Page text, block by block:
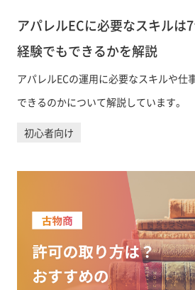
アパレルECに必要なスキルは
経験でもできるかを解説
アパレルECの運用に必要なスキルや仕
できるのかについて解説しています。
初心者向け